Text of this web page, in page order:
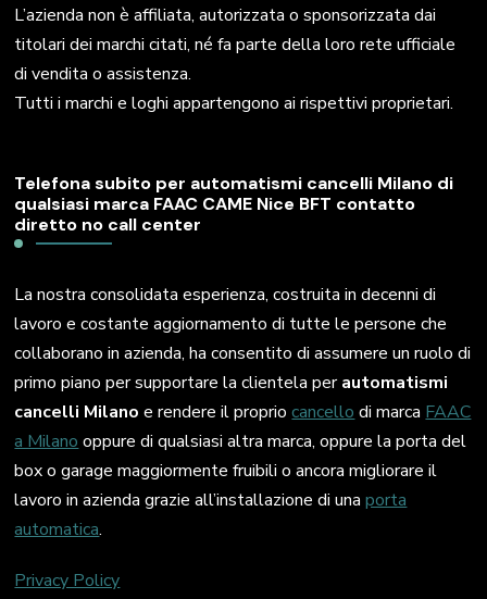
L’azienda non è affiliata, autorizzata o sponsorizzata dai
titolari dei marchi citati, né fa parte della loro rete ufficiale
di vendita o assistenza.
Tutti i marchi e loghi appartengono ai rispettivi proprietari.
Telefona subito per automatismi cancelli Milano di
qualsiasi marca FAAC CAME Nice BFT contatto
diretto no call center
La nostra consolidata esperienza, costruita in decenni di
lavoro e costante aggiornamento di tutte le persone che
collaborano in azienda, ha consentito di assumere un ruolo di
primo piano per supportare la clientela perautomatismi
cancelli Milano e rendere il propriocancello di marca FAAC
a Milano oppure di qualsiasi altra marca, oppure la porta del
box o garage maggiormente fruibili o ancora migliorare il
lavoro in azienda grazie all’installazione di unaporta
automatica.
Privacy Policy